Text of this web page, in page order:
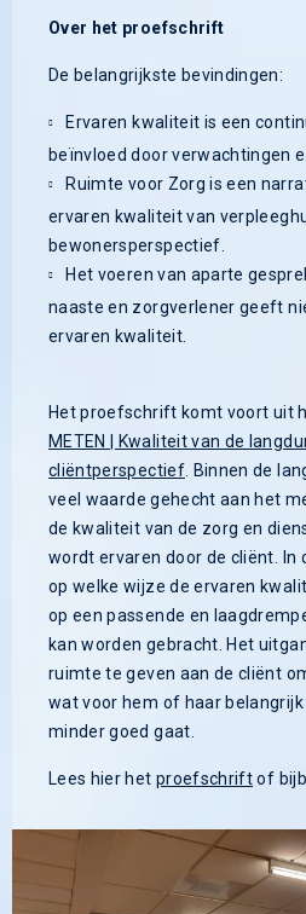
Over het proefschrift
De belangrijkste bevindingen:
Ervaren kwaliteit is een
beïnvloed door verwachtingen
Ruimte voor Zorg is een
ervaren kwaliteit van
bewonersperspectief.
Het voeren van aparte
naaste en zorgverlener geeft
ervaren kwaliteit.
Het proefschrift komt voort uit
METEN | Kwaliteit van de
cliëntperspectief. Binnen de
veel waarde gehecht aan het
de kwaliteit van de zorg en
wordt ervaren door de cliënt. In
op welke wijze de ervaren
op een passende en
kan worden gebracht. Het
ruimte te geven aan de cliënt
wat voor hem of haar
minder goed gaat.
Lees hier het proefschriftof